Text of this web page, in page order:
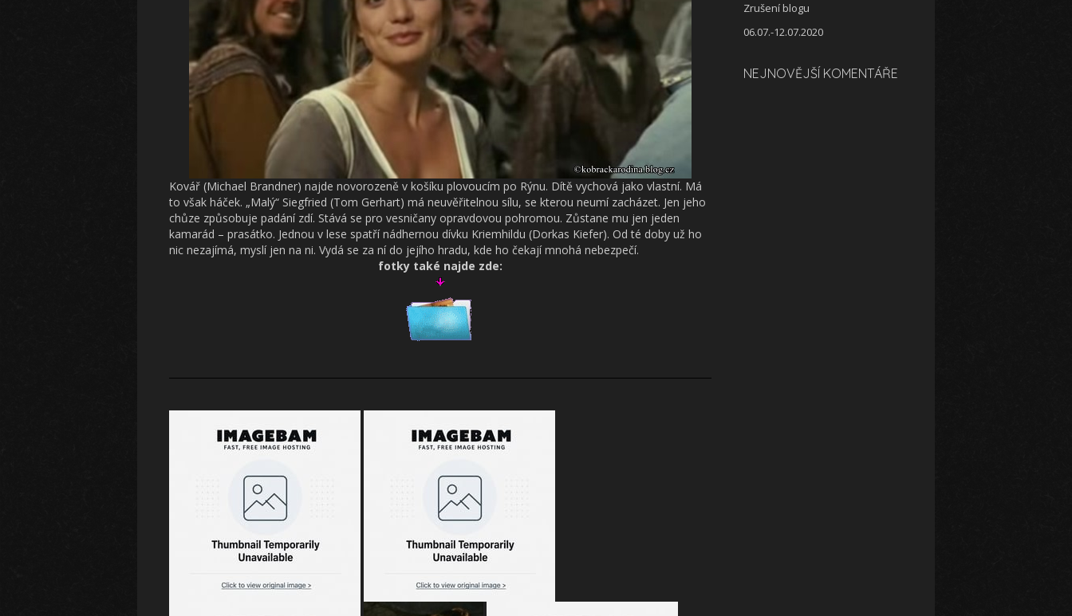
Kovář (Michael Brandner) najde novorozeně v košíku plovoucím po Rýnu. Dítě vychová jako vlastní. Má
to však háček. „Malý“ Siegfried (Tom Gerhart) má neuvěřitelnou sílu, se kterou neumí zacházet. Jen jeho
chůze způsobuje padání zdí. Stává se pro vesničany opravdovou pohromou. Zůstane mu jen jeden
kamarád – prasátko. Jednou v lese spatří nádhernou dívku Kriemhildu (Dorkas Kiefer). Od té doby už ho
nic nezajímá, myslí jen na ni. Vydá se za ní do jejího hradu, kde ho čekají mnohá nebezpečí.
fotky také najde zde:
Zrušení blogu
06.07.-12.07.2020
NEJNOVĚJŠÍ KOMENTÁŘE